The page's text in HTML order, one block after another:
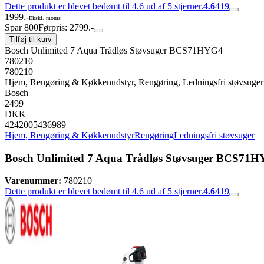
Dette produkt er blevet bedømt til 4.6 ud af 5 stjerner.4.6419
1999.-Ekskl. moms
Spar 800Førpris: 2799.-
Tilføj til kurv
Bosch Unlimited 7 Aqua Trådløs Støvsuger BCS71HYG4
780210
780210
Hjem, Rengøring & Køkkenudstyr, Rengøring, Ledningsfri støvsuger
Bosch
2499
DKK
4242005436989
Hjem, Rengøring & KøkkenudstyrRengøringLedningsfri støvsuger
Bosch Unlimited 7 Aqua Trådløs Støvsuger
Varenummer: 780210
Dette produkt er blevet bedømt til 4.6 ud af 5 stjerner.4.6419